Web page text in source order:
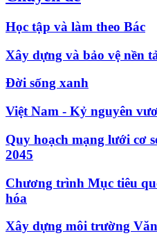
Học tập và làm theo Bác
Xây dựng và bảo vệ nền
Đời sống xanh
Việt Nam - Kỷ nguyên
Quy hoạch mạng lưới cơ
2045
Chương trình Mục tiêu
hóa
Xây dựng môi trường